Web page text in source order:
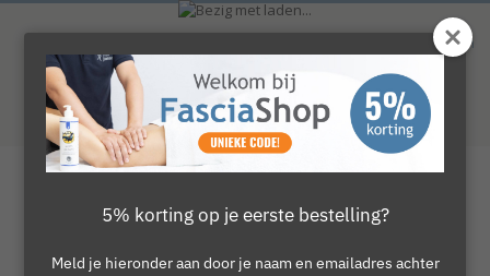
naar
beoordelingen
Gratis verzending vanaf €150
50 dagen bedenktijd
Deskunding advies
Nav
5% korting op je eerste bestelling?
Meld je hieronder aan door je naam en emailadres achter